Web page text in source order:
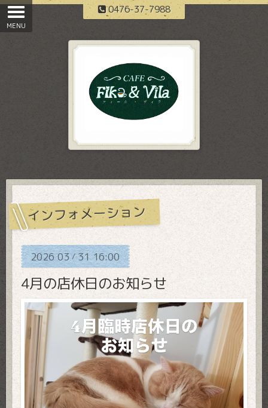
0476-37-7988
インフォメーション
2026 03/31 16:00
4月の店休日のお知らせ